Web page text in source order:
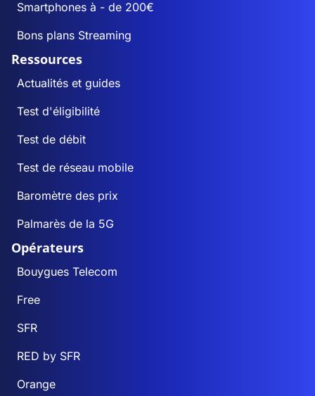
Smartphones à - de 200€
Bons plans Streaming
Ressources
Actualités et guides
Test d'éligibilité
Test de débit
Test de réseau mobile
Baromètre des prix
Palmarès de la 5G
Opérateurs
Bouygues Telecom
Free
SFR
RED by SFR
Orange